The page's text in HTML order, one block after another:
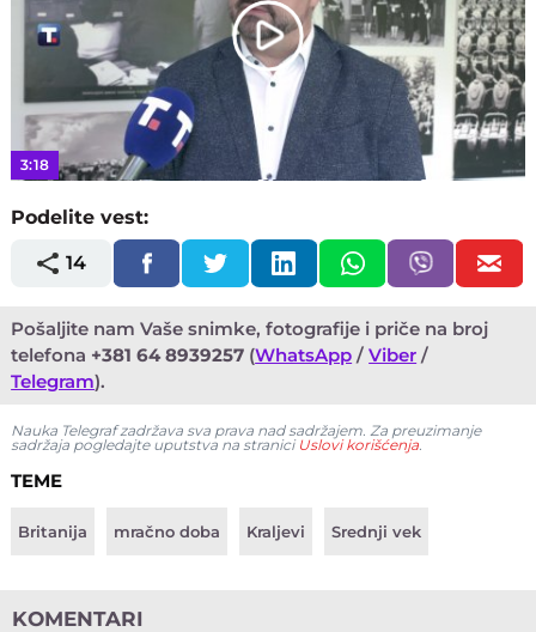
Play
Video
3:18
Podelite vest:
14
Pošaljite nam Vaše snimke, fotografije i priče na broj
telefona +381 64 8939257 (WhatsApp /Viber /
Telegram).
Nauka Telegraf zadržava sva prava nad sadržajem. Za preuzimanje
sadržaja pogledajte uputstva na stranici Uslovi korišćenja
TEME
Britanija mračno doba Kraljevi Srednji vek
KOMENTARI